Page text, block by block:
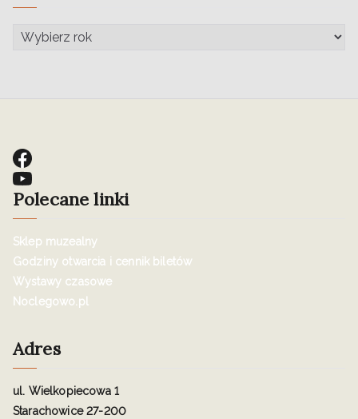
Polecane linki
Sklep muzealny
Godziny otwarcia i cennik biletów
Wystawy czasowe
Noclegowo.pl
Adres
ul. Wielkopiecowa 1
Starachowice 27-200